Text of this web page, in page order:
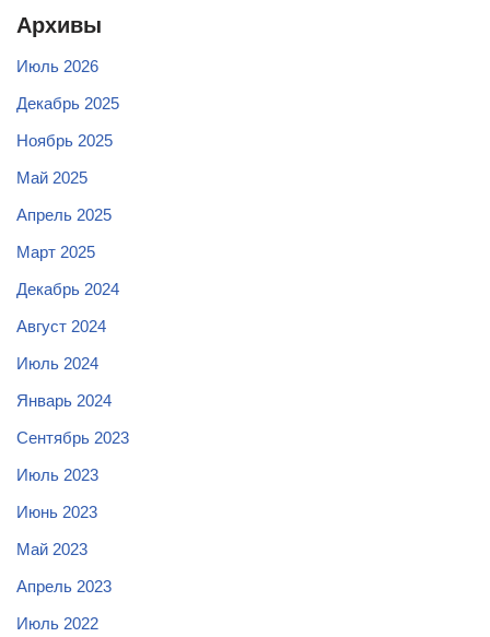
Архивы
Июль 2026
Декабрь 2025
Ноябрь 2025
Май 2025
Апрель 2025
Март 2025
Декабрь 2024
Август 2024
Июль 2024
Январь 2024
Сентябрь 2023
Июль 2023
Июнь 2023
Май 2023
Апрель 2023
Июль 2022